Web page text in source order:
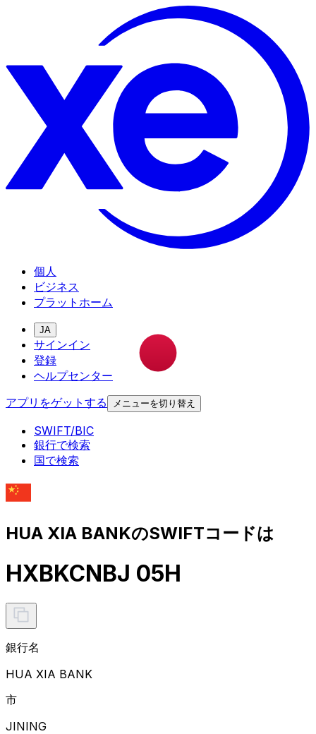
個人
ビジネス
プラットホーム
JA
サインイン
登録
ヘルプセンター
アプリをゲットする
メニューを切り替え
SWIFT/BIC
銀行で検索
国で検索
HUA XIA BANKのSWIFTコードは
HXBKCNBJ 05H
銀行名
HUA XIA BANK
市
JINING